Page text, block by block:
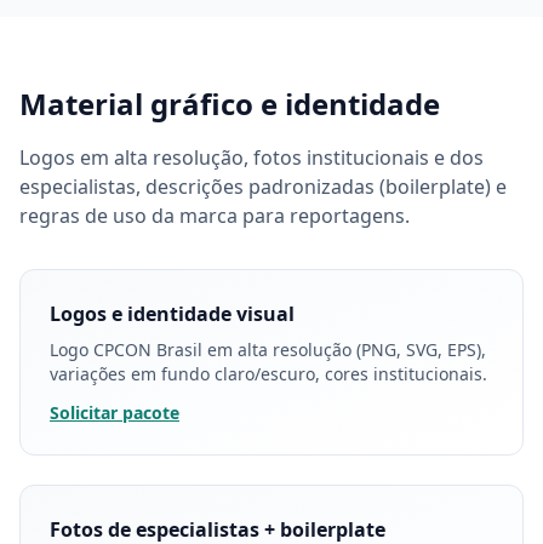
Material gráfico e identidade
Logos em alta resolução, fotos institucionais e dos
especialistas, descrições padronizadas (boilerplate) e
regras de uso da marca para reportagens.
Logos e identidade visual
Logo CPCON Brasil em alta resolução (PNG, SVG, EPS),
variações em fundo claro/escuro, cores institucionais.
Solicitar pacote
Fotos de especialistas + boilerplate